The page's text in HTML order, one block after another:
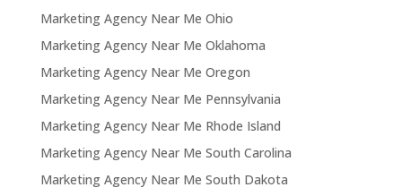
Marketing Agency Near Me Ohio
Marketing Agency Near Me Oklahoma
Marketing Agency Near Me Oregon
Marketing Agency Near Me Pennsylvania
Marketing Agency Near Me Rhode Island
Marketing Agency Near Me South Carolina
Marketing Agency Near Me South Dakota